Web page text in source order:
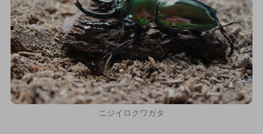
ニジイロクワガタ